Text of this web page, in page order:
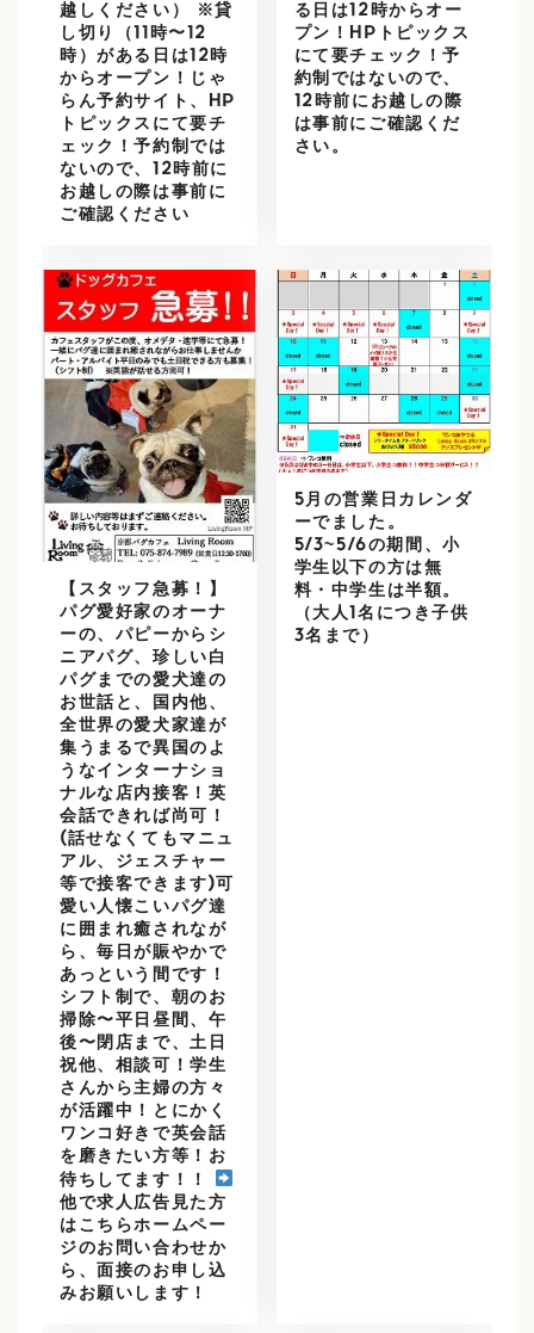
越しください） ※貸
し切り（11時〜12
時）がある日は12時
からオープン！じゃ
らん予約サイト、HP
トピックスにて要チ
ェック！予約制では
ないので、12時前に
お越しの際は事前に
ご確認ください
る日は12時からオー
プン！HPトピックス
にて要チェック！予
約制ではないので、
12時前にお越しの際
は事前にご確認くだ
さい。
【スタッフ急募！】
パグ愛好家のオーナ
ーの、パピーからシ
ニアパグ、珍しい白
パグまでの愛犬達の
お世話と、国内他、
全世界の愛犬家達が
集うまるで異国のよ
うなインターナショ
ナルな店内接客！英
会話できれば尚可！
(話せなくてもマニュ
アル、ジェスチャー
等で接客できます)可
愛い人懐こいパグ達
に囲まれ癒されなが
ら、毎日が賑やかで
あっという間です！
シフト制で、朝のお
掃除〜平日昼間、午
後〜閉店まで、土日
祝他、相談可！学生
さんから主婦の方々
が活躍中！とにかく
ワンコ好きで英会話
を磨きたい方等！お
待ちしてます！！
他で求人広告見た方
はこちらホームペー
ジのお問い合わせか
ら、面接のお申し込
みお願いします！
5月の営業日カレンダ
ーでました。
5/3~5/6の期間、小
学生以下の方は無
料・中学生は半額。
（大人1名につき子供
3名まで）